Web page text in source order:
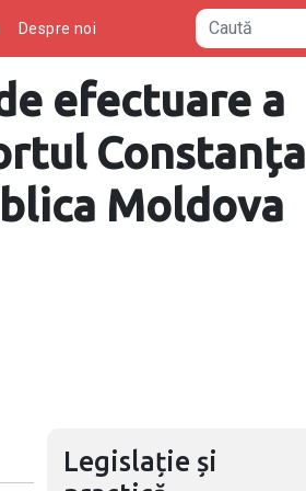
Despre noi
efectuare a
Constanța
Moldova
Legislație și